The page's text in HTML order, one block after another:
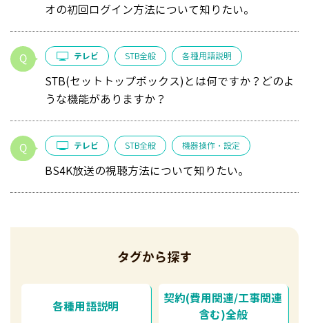
オの初回ログイン方法について知りたい。
テレビ STB全般 各種用語説明
STB(セットトップボックス)とは何ですか？どのよ
うな機能がありますか？
テレビ STB全般 機器操作・設定
BS4K放送の視聴方法について知りたい。
タグから探す
各種用語説明
契約(費用関連/工事関連
含む)全般